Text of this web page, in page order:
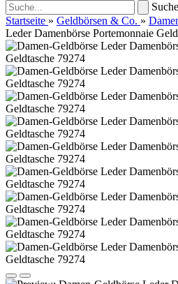
Startseite » Geldbörsen & Co. »
Leder Damenbörse Portemonnaie